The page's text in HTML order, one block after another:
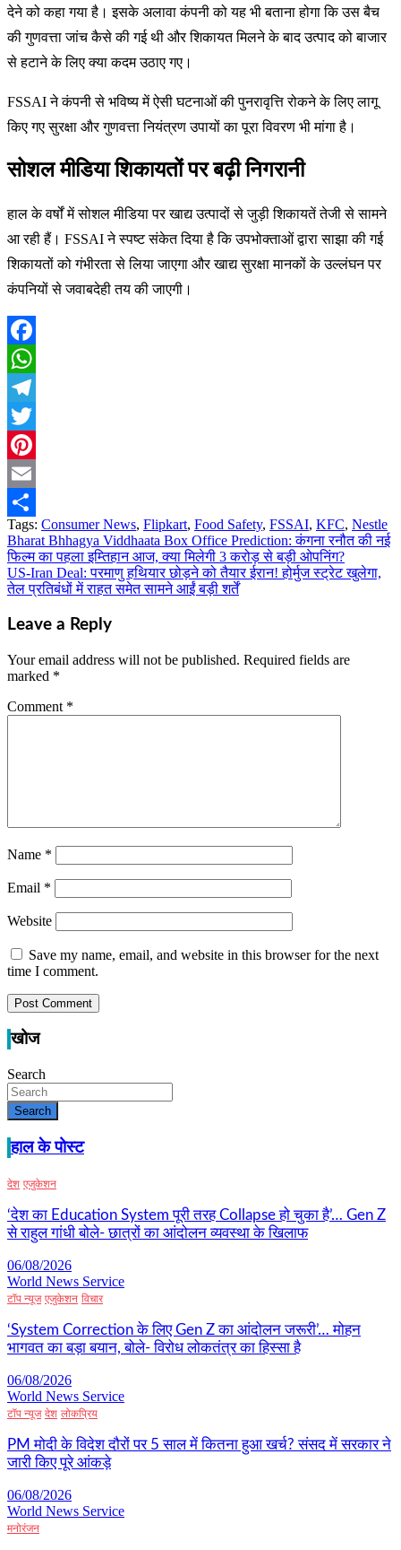
देने को कहा गया है। इसके अलावा कंपनी को यह भी बताना होगा कि उस बैच
की गुणवत्ता जांच कैसे की गई थी और शिकायत मिलने के बाद उत्पाद को बाजार
से हटाने के लिए क्या कदम उठाए गए।
FSSAI ने कंपनी से भविष्य में ऐसी घटनाओं की पुनरावृत्ति रोकने के लिए लागू
किए गए सुरक्षा और गुणवत्ता नियंत्रण उपायों का पूरा विवरण भी मांगा है।
सोशल मीडिया शिकायतों पर बढ़ी निगरानी
हाल के वर्षों में सोशल मीडिया पर खाद्य उत्पादों से जुड़ी शिकायतें तेजी से सामने
आ रही हैं। FSSAI ने स्पष्ट संकेत दिया है कि उपभोक्ताओं द्वारा साझा की गई
शिकायतों को गंभीरता से लिया जाएगा और खाद्य सुरक्षा मानकों के उल्लंघन पर
कंपनियों से जवाबदेही तय की जाएगी।
Facebook
WhatsApp
Telegram
Twitter
Pinterest
Email
Share
Tags: Consumer News, Flipkart, Food Safety, FSSAI, KFC, Nestle
Post
navigation
Bharat Bhhagya Viddhaata Box Office Prediction: कंगना रनौत की नई
फिल्म का पहला इम्तिहान आज, क्या मिलेगी 3 करोड़ से बड़ी ओपनिंग?
US-Iran Deal: परमाणु हथियार छोड़ने को तैयार ईरान! होर्मुज स्ट्रेट खुलेगा,
तेल प्रतिबंधों में राहत समेत सामने आईं बड़ी शर्तें
Leave a Reply
Your email address will not be published. Required fields are
marked *
Comment *
Name *
Email *
Website
Save my name, email, and website in this browser for the next
time I comment.
खोज
Search
Search
हाल के पोस्ट
देश एजुकेशन
‘देश का Education System पूरी तरह Collapse हो चुका है’… Gen Z
से राहुल गांधी बोले- छात्रों का आंदोलन व्यवस्था के खिलाफ
06/08/2026
World News Service
टॉप न्यूज एजुकेशन विचार
‘System Correction के लिए Gen Z का आंदोलन जरूरी’… मोहन
भागवत का बड़ा बयान, बोले- विरोध लोकतंत्र का हिस्सा है
06/08/2026
World News Service
टॉप न्यूज देश लोकप्रिय
PM मोदी के विदेश दौरों पर 5 साल में कितना हुआ खर्च? संसद में सरकार ने
जारी किए पूरे आंकड़े
06/08/2026
World News Service
मनोरंजन